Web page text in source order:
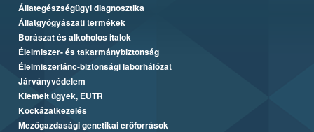
Állategészségügyi diagnosztika
Állatgyógyászati termékek
Borászat és alkoholos italok
Élelmiszer- és takarmánybiztonság
Élelmiszerlánc-biztonsági laborhálózat
Járványvédelem
Kiemelt ügyek, EUTR
Kockázatkezelés
Mezőgazdasági genetikai erőforrások